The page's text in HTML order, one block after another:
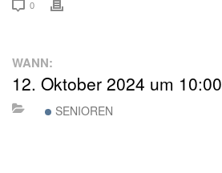
0
WANN:
12. Oktober 2024 um 10:00
SENIOREN